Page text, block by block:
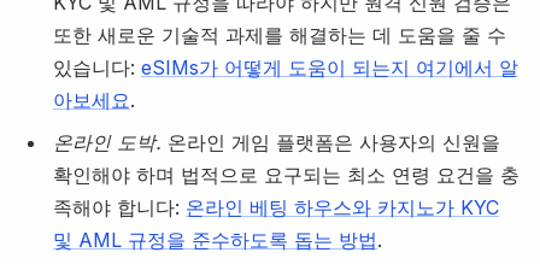
또한 새로운 기술적 과제를 해결하는 데 도움을 줄 수
있습니다: eSIMs가 어떻게 도움이 되는지 여기에서 알
아보세요.
온라인 도박. 온라인 게임 플랫폼은 사용자의 신원을
확인해야 하며 법적으로 요구되는 최소 연령 요건을 충
족해야 합니다: 온라인 베팅 하우스와 카지노가 KYC
및 AML 규정을 준수하도록 돕는 방법.